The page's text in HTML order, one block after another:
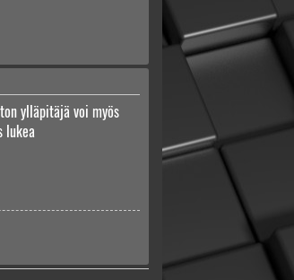
ylläpitäjä voi myös
lukea